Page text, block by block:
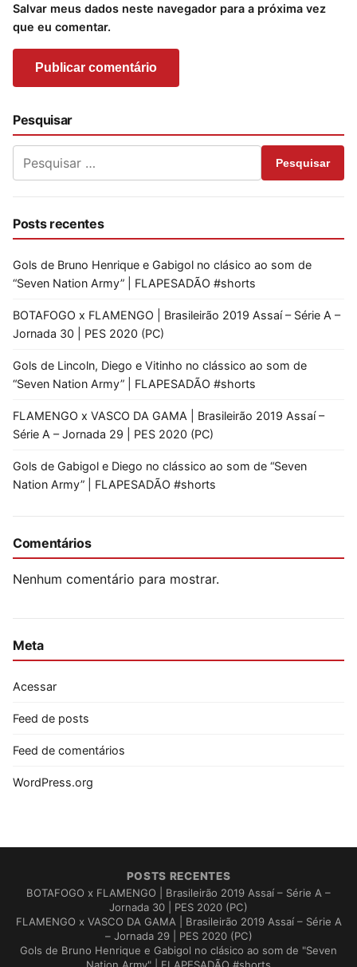
Salvar meus dados neste navegador para a próxima vez
que eu comentar.
Pesquisar
Pesquisar
Posts recentes
Gols de Bruno Henrique e Gabigol no clásico ao som de
“Seven Nation Army” | FLAPESADÃO #shorts
BOTAFOGO x FLAMENGO | Brasileirão 2019 Assaí – Série A –
Jornada 30 | PES 2020 (PC)
Gols de Lincoln, Diego e Vitinho no clássico ao som de
“Seven Nation Army” | FLAPESADÃO #shorts
FLAMENGO x VASCO DA GAMA | Brasileirão 2019 Assaí –
Série A – Jornada 29 | PES 2020 (PC)
Gols de Gabigol e Diego no clássico ao som de “Seven
Nation Army” | FLAPESADÃO #shorts
Comentários
Nenhum comentário para mostrar.
Meta
Acessar
Feed de posts
Feed de comentários
WordPress.org
POSTS RECENTES
BOTAFOGO x FLAMENGO | Brasileirão 2019 Assaí – Série A –
Jornada 30 | PES 2020 (PC)
FLAMENGO x VASCO DA GAMA | Brasileirão 2019 Assaí – Série A
– Jornada 29 | PES 2020 (PC)
Gols de Bruno Henrique e Gabigol no clásico ao som de "Seven